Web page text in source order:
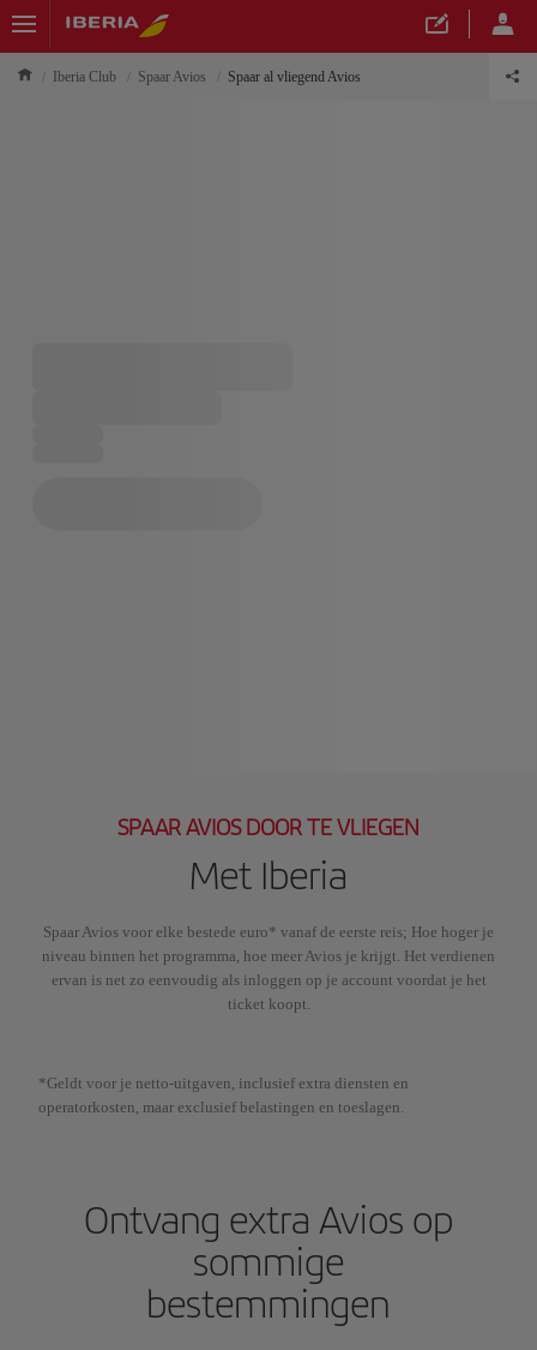
Iberia Club Spaar Avios Spaar al vliegend Avios
SPAAR AVIOS DOOR TE VLIEGEN
Met Iberia
Spaar Avios voor elke bestede euro* vanaf de eerste reis; Hoe hoger je
niveau binnen het programma, hoe meer Avios je krijgt. Het verdienen
ervan is net zo eenvoudig als inloggen op je account voordat je het
ticket koopt.
*Geldt voor je netto-uitgaven, inclusief extra diensten en
operatorkosten, maar exclusief belastingen en toeslagen.
Ontvang extra Avios op
sommige
bestemmingen